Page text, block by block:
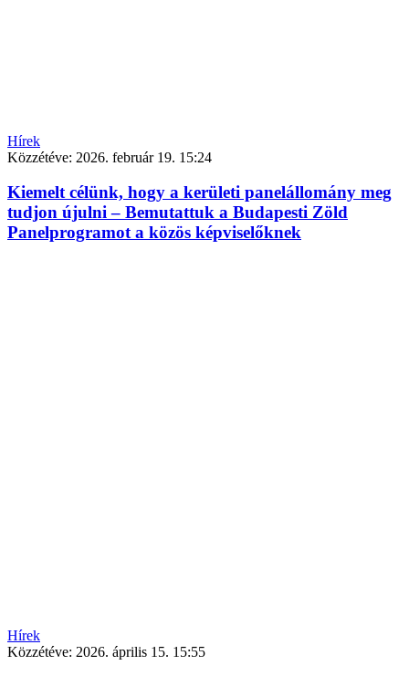
Hírek
Közzétéve: 2026. február 19. 15:24
Kiemelt célünk, hogy a kerületi panelállomány meg
tudjon újulni – Bemutattuk a Budapesti Zöld
Panelprogramot a közös képviselőknek
Hírek
Közzétéve: 2026. április 15. 15:55